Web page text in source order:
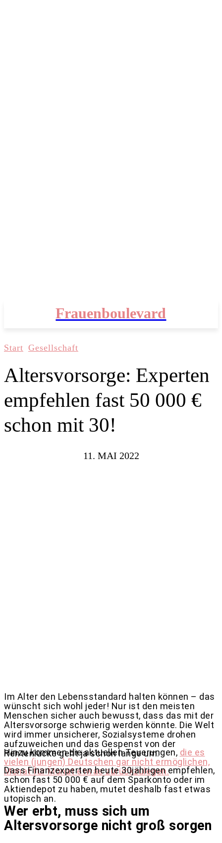
Frauenboulevard
Start Gesellschaft
Altersvorsorge: Experten
empfehlen fast 50 000 €
schon mit 30!
11. MAI 2022
Im Alter den Lebensstandard halten können – das
wünscht sich wohl jeder! Nur ist den meisten
Menschen sicher auch bewusst, dass das mit der
Altersvorsorge schwierig werden könnte. Die Welt
wird immer unsicherer, Sozialsysteme drohen
aufzuweichen und das Gespenst von der
Rentenlücke geht ja schon lange um.
Hinzu kommen die aktuellen Teuerungen, die es
vielen (jungen) Deutschen gar nicht ermöglichen,
Monat für Monat etwas zurückzulegen.
Dass Finanzexperten heute 30jährigen empfehlen,
schon fast 50 000 € auf dem Sparkonto oder im
Aktiendepot zu haben, mutet deshalb fast etwas
utopisch an.
Wer erbt, muss sich um
Altersvorsorge nicht groß sorgen